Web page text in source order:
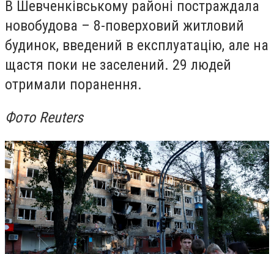
В Шевченківському районі постраждала
новобудова – 8-поверховий житловий
будинок, введений в експлуатацію, але на
щастя поки не заселений. 29 людей
отримали поранення.
Фото Reuters